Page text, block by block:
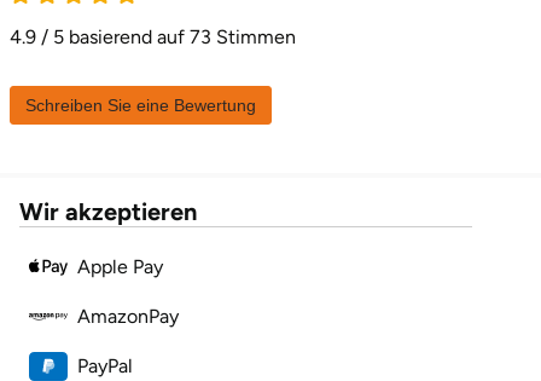
4.9 / 5 basierend auf 73 Stimmen
Schreiben Sie eine Bewertung
Wir akzeptieren
Apple Pay
AmazonPay
PayPal
Ingolstadt
Jerichower Land
Kamp-Lintfort
Karlsruhe